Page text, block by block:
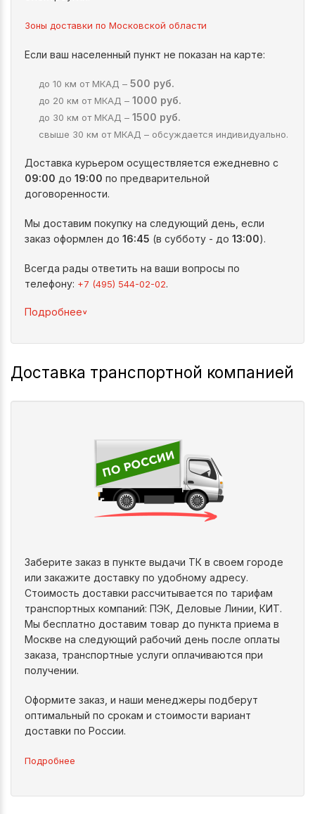
Зоны доставки по Московской области
Если ваш населенный пункт не показан на карте:
до 10 км от МКАД – 500 руб.
до 20 км от МКАД – 1000 руб.
до 30 км от МКАД – 1500 руб.
свыше 30 км от МКАД – обсуждается индивидуально.
Доставка курьером осуществляется ежедневно с
09:00 до 19:00 по предварительной
договоренности.
Мы доставим покупку на следующий день, если
заказ оформлен до 16:45 (в субботу - до 13:00).
Всегда рады ответить на ваши вопросы по
телефону: +7 (495) 544-02-02.
Подробнее^
Доставка транспортной компанией
Заберите заказ в пункте выдачи ТК в своем городе
или закажите доставку по удобному адресу.
Стоимость доставки рассчитывается по тарифам
транспортных компаний: ПЭК, Деловые Линии, КИТ.
Мы бесплатно доставим товар до пункта приема в
Москве на следующий рабочий день после оплаты
заказа, транспортные услуги оплачиваются при
получении.
Оформите заказ, и наши менеджеры подберут
оптимальный по срокам и стоимости вариант
доставки по России.
Подробнее